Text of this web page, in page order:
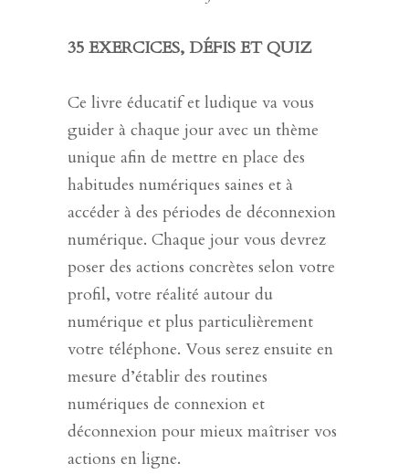
35 EXERCICES, DÉFIS ET QUIZ
Ce livre éducatif et ludique va vous
guider à chaque jour avec un thème
unique afin de mettre en place des
habitudes numériques saines et à
accéder à des périodes de déconnexion
numérique. Chaque jour vous devrez
poser des actions concrètes selon votre
profil, votre réalité autour du
numérique et plus particulièrement
votre téléphone. Vous serez ensuite en
mesure d’établir des routines
numériques de connexion et
déconnexion pour mieux maîtriser vos
actions en ligne.